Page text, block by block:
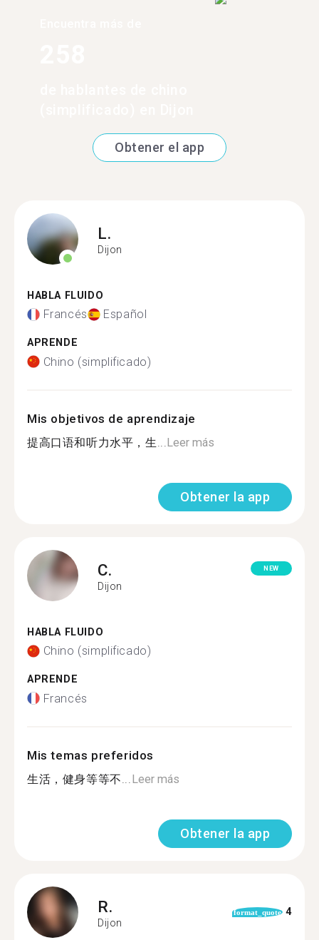
Obtener el app
L.
Dijon
HABLA FLUIDO
Francés Español
APRENDE
Chino (simplificado)
Mis objetivos de aprendizaje
提高口语和听力水平，生... Leer más
Obtener la app
C.
Dijon
NEW
HABLA FLUIDO
Chino (simplificado)
APRENDE
Francés
Mis temas preferidos
生活，健身等等不... Leer más
Obtener la app
R.
Dijon
format_quote 4